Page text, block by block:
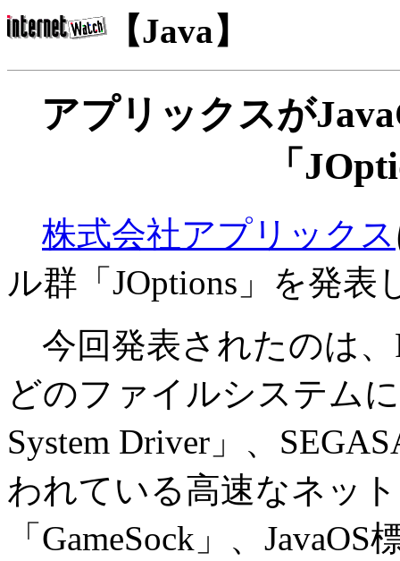
【Java】
アプリックスが
「
株式会社アプリックス
ル群「JOptions」を発表
今回発表されたのは、
どのファイルシステム
System Driver」、
われている高速なネッ
「GameSock」、